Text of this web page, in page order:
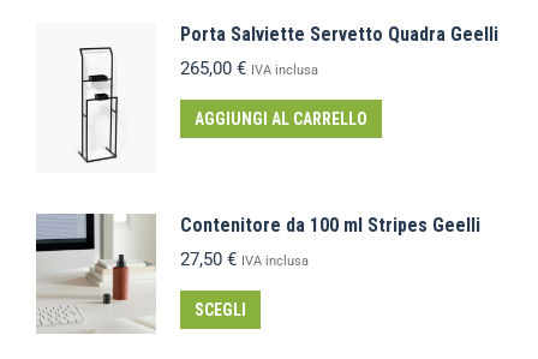
Porta Salviette Servetto Quadra Geelli
265,00 € IVA inclusa
AGGIUNGI AL CARRELLO
Contenitore da 100 ml Stripes Geelli
27,50 € IVA inclusa
SCEGLI